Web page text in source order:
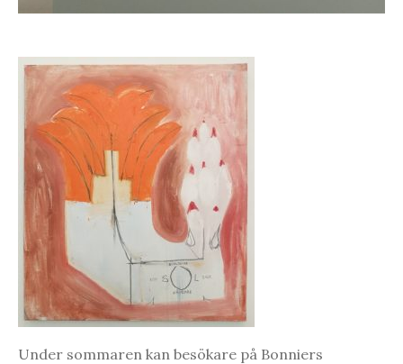
Under sommaren kan besökare på Bonniers